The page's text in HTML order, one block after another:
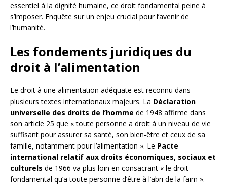
essentiel à la dignité humaine, ce droit fondamental peine à
s’imposer. Enquête sur un enjeu crucial pour l’avenir de
l’humanité.
Les fondements juridiques du
droit à l’alimentation
Le droit à une alimentation adéquate est reconnu dans
plusieurs textes internationaux majeurs. La Déclaration
universelle des droits de l’homme de 1948 affirme dans
son article 25 que « toute personne a droit à un niveau de vie
suffisant pour assurer sa santé, son bien-être et ceux de sa
famille, notamment pour l’alimentation ». Le Pacte
international relatif aux droits économiques, sociaux et
culturels de 1966 va plus loin en consacrant « le droit
fondamental qu’a toute personne d’être à l’abri de la faim ».